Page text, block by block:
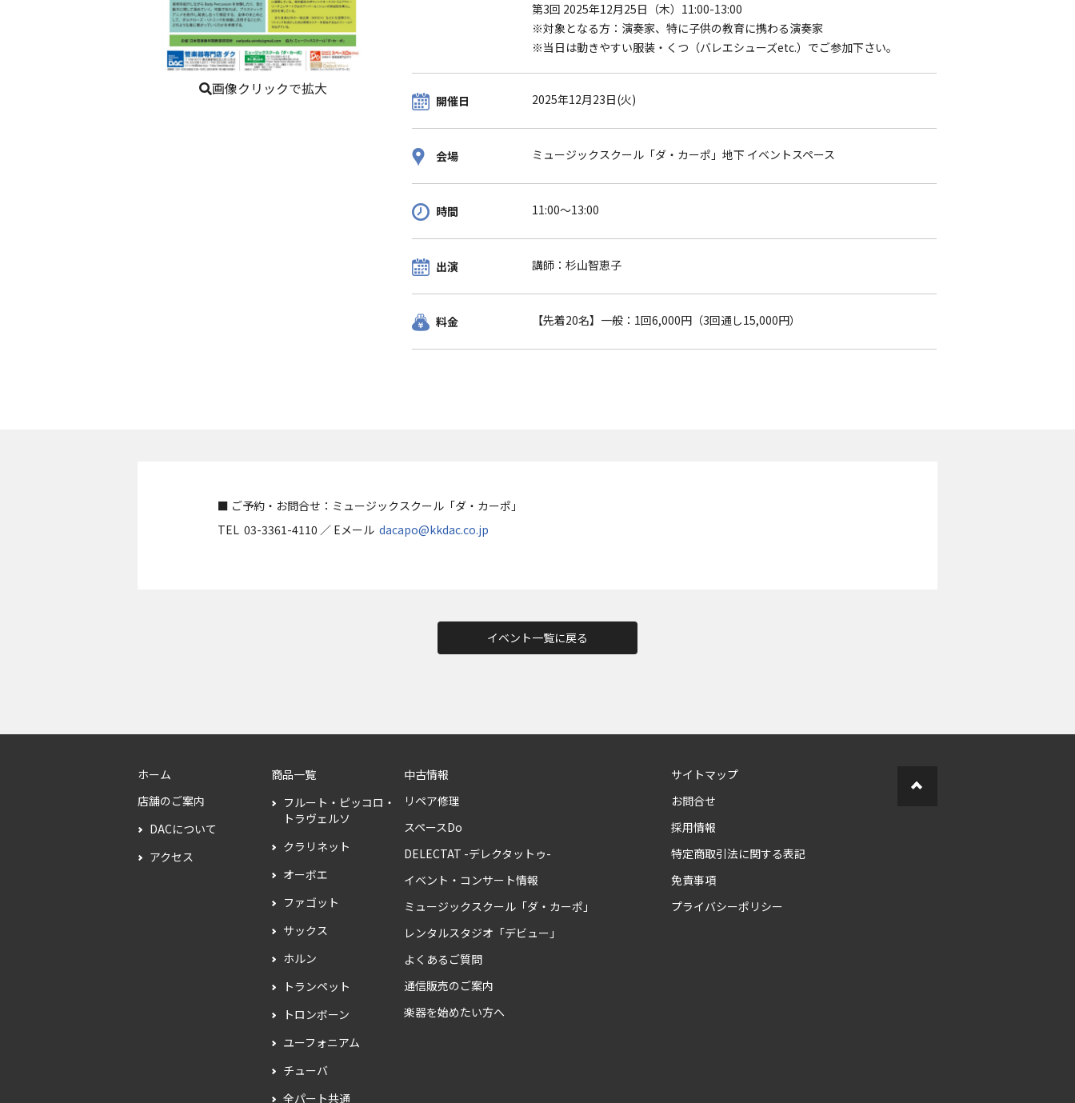
画像クリックで拡大
第3回 2025年12⽉25⽇（木）11:00-13:00
※対象となる方：演奏家、特に子供の教育に携わる演奏家
※当⽇は動きやすい服装・くつ（バレエシューズetc.）でご参加下さい。
開催日 2025年12月23日(火)
会場 ミュージックスクール「ダ・カーポ」地下 イベントスペース
時間 11:00〜13:00
出演 講師：杉山智恵子
料金 【先着20名】一般：1回6,000円（3回通し15,000円）
■ ご予約・お問合せ：ミュージックスクール「ダ・カーポ」
TEL 03-3361-4110 ／ Eメール dacapo@kkdac.co.jp
イベント一覧に戻る
ホーム
店舗のご案内
DACについて
アクセス
商品一覧
フルート・ピッコロ・
トラヴェルソ
クラリネット
オーボエ
ファゴット
サックス
ホルン
トランペット
トロンボーン
ユーフォニアム
チューバ
全パート共通
中古情報
リペア修理
スペースDo
DELECTAT -デレクタットゥ-
イベント・コンサート情報
ミュージックスクール「ダ・カーポ」
レンタルスタジオ「デビュー」
よくあるご質問
通信販売のご案内
楽器を始めたい方へ
サイトマップ
お問合せ
採用情報
特定商取引法に関する表記
免責事項
プライバシーポリシー